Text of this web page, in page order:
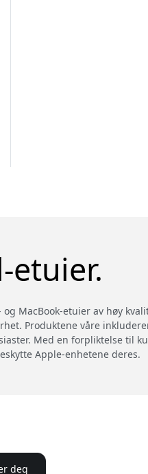
etuier.
MacBook-etuier av høy
Produktene våre
Med en forpliktelse til
Apple-enhetene deres.
deg